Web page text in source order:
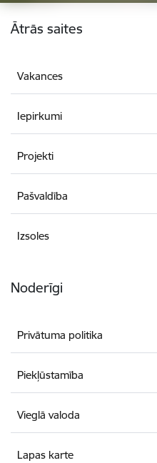
Kājene
Ātrās saites
Vakances
Iepirkumi
Projekti
Pašvaldība
Izsoles
Noderīgi
Privātuma politika
Piekļūstamība
Vieglā valoda
Lapas karte